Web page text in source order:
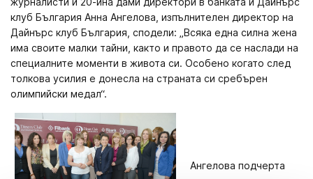
клуб България Анна Ангелова, изпълнителен директор на
Дайнърс клуб България, сподели: „Всяка една силна жена
има своите малки тайни, както и правото да се наслади на
специалните моменти в живота си. Особено когато след
толкова усилия е донесла на страната си сребърен
олимпийски медал“.
Ангелова подчерта